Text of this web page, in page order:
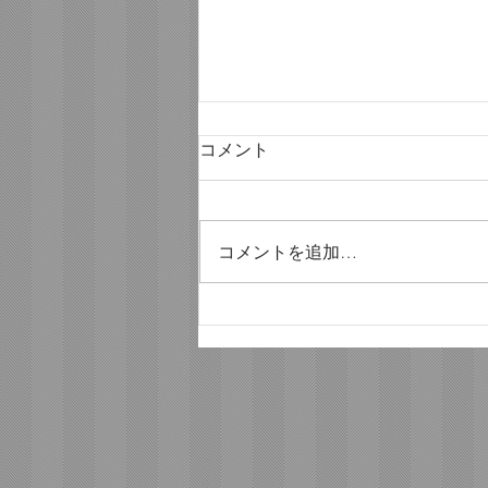
ようやく、ソロへ
コメント
コメントを追加…